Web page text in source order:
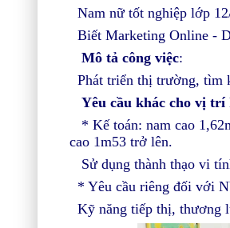
Nam nữ tốt nghiệp lớp
Biết Marketing Online -
Mô tả công việc:
Phát triển thị trường, tìm
Yêu cầu khác cho vị trí
* Kế toán: nam cao
cao 1m53 trở lên.
Sử dụng thành thạo vi
* Yêu cầu riêng đối với
Kỹ năng tiếp thị, thương